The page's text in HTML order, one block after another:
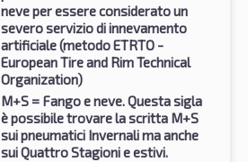
neve per essere considerato un
severo servizio di innevamento
artificiale (metodo ETRTO -
European Tire and Rim Technical
Organization)
M+S = Fango e neve. Questa sigla
è possibile trovare la scritta M+S
sui pneumatici Invernali ma anche
sui Quattro Stagioni e estivi.